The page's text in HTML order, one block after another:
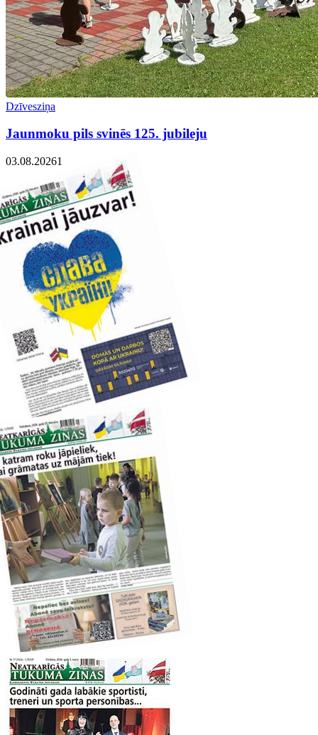
Dzīvesziņa
Jaunmoku pils svinēs 125. jubileju
03.08.20261